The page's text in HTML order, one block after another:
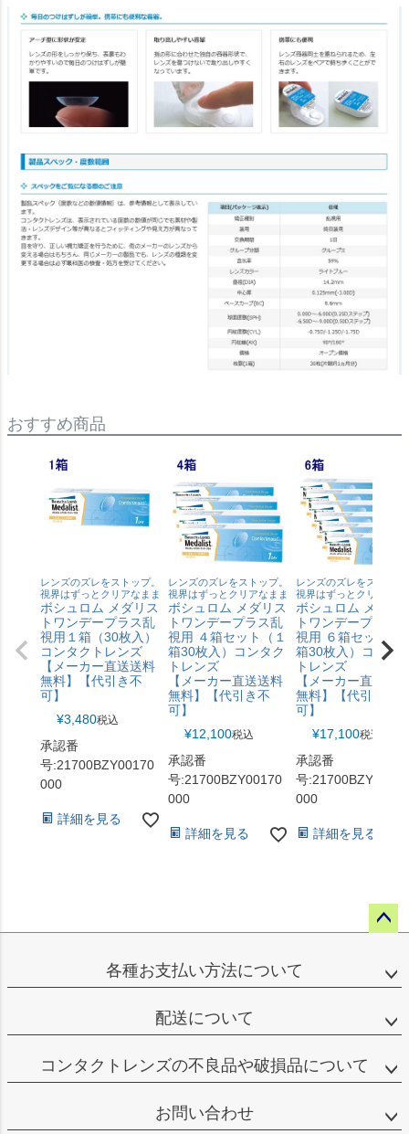
おすすめ商品
レンズのズレをストップ。
視界はずっとクリアなまま
ボシュロム メダリス
トワンデープラス乱
視用１箱（30枚入）
コンタクトレンズ
【メーカー直送送料
無料】【代引き不
可】
¥3,480税込
承認番
号:21700BZY00170
000
詳細を見る
レンズのズレをストップ。
視界はずっとクリアなまま
ボシュロム メダリス
トワンデープラス乱
視用 ４箱セット（１
箱30枚入）コンタク
トレンズ
【メーカー直送送料
無料】【代引き不
可】
¥12,100税込
承認番
号:21700BZY00170
000
詳細を見る
レンズのズレをストップ
視界はずっとクリアなま
ボシュロム メダリ
トワンデープラス
視用 ６箱セット（
箱30枚入）コンタ
トレンズ
【メーカー直送送
無料】【代引き不
可】
¥17,100税込
承認番
号:21700BZY00170
000
詳細を見る
ップ
各種お支払い方法について
配送について
コンタクトレンズの不良品や破損品について
お問い合わせ